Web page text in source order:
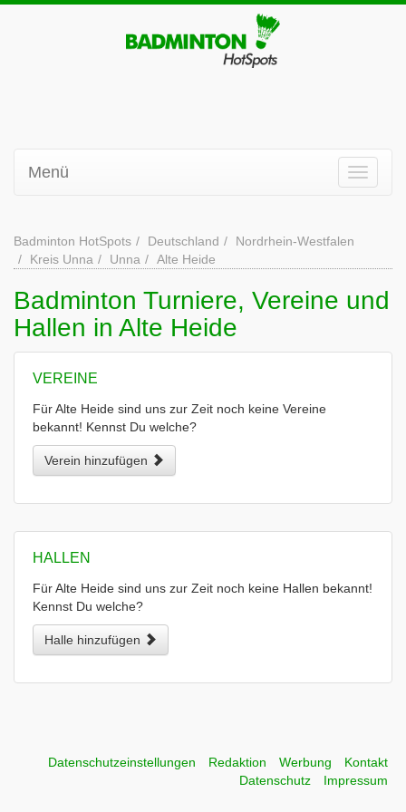
Menü
Badminton HotSpots Deutschland
Nordrhein-Westfalen
Kreis Unna
Unna Alte Heide
Badminton Turniere, Vereine und
Hallen in Alte Heide
VEREINE
Für Alte Heide sind uns zur Zeit noch keine Vereine
bekannt! Kennst Du welche?
Verein hinzufügen
HALLEN
Für Alte Heide sind uns zur Zeit noch keine Hallen bekannt!
Kennst Du welche?
Halle hinzufügen
Datenschutzeinstellungen Redaktion Werbung
Kontakt
Datenschutz
Impressum